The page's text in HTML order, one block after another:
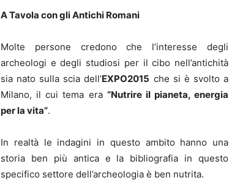
A Tavola con gli Antichi Romani
Molte persone credono che l’interesse degli
archeologi e degli studiosi per il cibo nell’antichità
sia nato sulla scia dell’EXPO2015 che si è svolto a
Milano, il cui tema era “Nutrire il pianeta, energia
per la vita”.
In realtà le indagini in questo ambito hanno una
storia ben più antica e la bibliografia in questo
specifico settore dell’archeologia è ben nutrita.